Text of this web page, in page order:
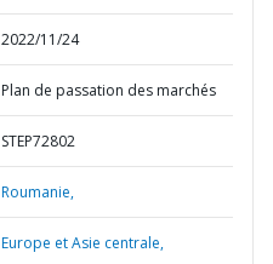
2022/11/24
Plan de passation des marchés
STEP72802
Roumanie,
Europe et Asie centrale,